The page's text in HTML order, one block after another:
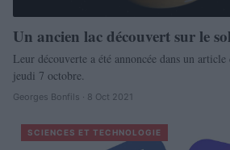
Un ancien lac découvert sur le
Leur découverte a été annoncée dans un
jeudi 7 octobre.
Georges Bonfils · 8 Oct 2021
SCIENCES ET TECHNOLOGIE